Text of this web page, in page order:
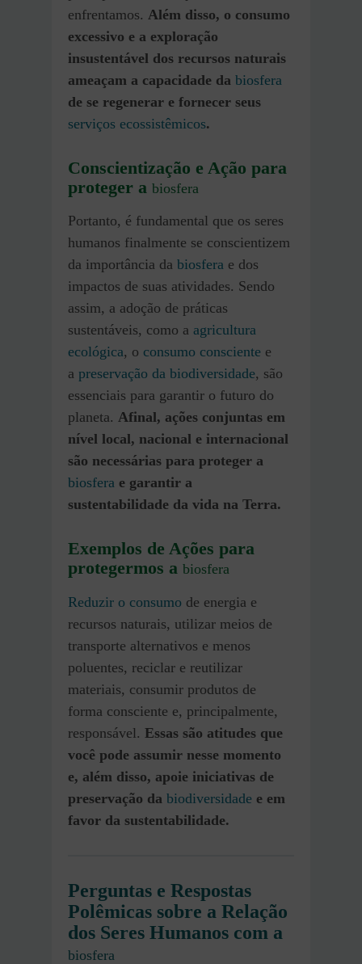
enfrentamos. Além disso, o consumo
excessivo e a exploração
insustentável dos recursos naturais
ameaçam a capacidade da biosfera
de se regenerar e fornecer seus
serviços ecossistêmicos.
Conscientização e Ação para
proteger a biosfera
Portanto, é fundamental que os seres
humanos finalmente se conscientizem
da importância da biosfera e dos
impactos de suas atividades. Sendo
assim, a adoção de práticas
sustentáveis, como a agricultura
ecológica, o consumo consciente e
a preservação da biodiversidade, são
essenciais para garantir o futuro do
planeta. Afinal, ações conjuntas em
nível local, nacional e internacional
são necessárias para proteger a
biosfera e garantir a
sustentabilidade da vida na Terra.
Exemplos de Ações para
protegermos a biosfera
Reduzir o consumo de energia e
recursos naturais, utilizar meios de
transporte alternativos e menos
poluentes, reciclar e reutilizar
materiais, consumir produtos de
forma consciente e, principalmente,
responsável. Essas são atitudes que
você pode assumir nesse momento
e, além disso, apoie iniciativas de
preservação da biodiversidade e em
favor da sustentabilidade.
Perguntas e Respostas
Polêmicas sobre a Relação
dos Seres Humanos com a
biosfera